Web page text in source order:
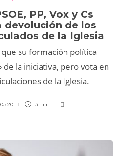
PP, Vox y Cs
devolución de los
de la Iglesia
que su formación política
la iniciativa, pero vota en
de la Iglesia.
3 min